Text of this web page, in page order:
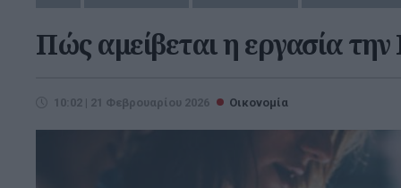
Πώς αμείβεται η εργασία
10:02 | 21 Φεβρουαρίου 2026 Οικονομία